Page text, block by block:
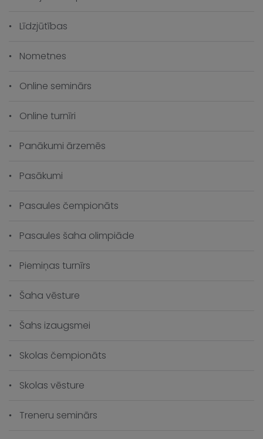
Līdzjūtības
Nometnes
Online seminārs
Online turnīri
Panākumi ārzemēs
Pasākumi
Pasaules čempionāts
Pasaules šaha olimpiāde
Piemiņas turnīrs
Šaha vēsture
Šahs izaugsmei
Skolas čempionāts
Skolas vēsture
Treneru seminārs